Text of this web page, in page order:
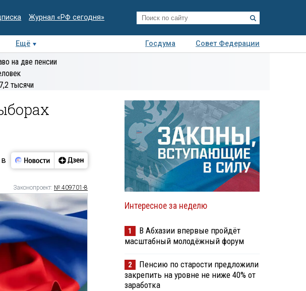
Журнал «РФ сегодня»
Ещё Госдума
Совет Федерации
Деловая
на две пенсии
тысячи
Законопроект: № 409701-8
Интересное за неделю
1
В Абхазии впервые пройдёт
масштабный молодёжный форум
2
Пенсию по старости предложили
закрепить на уровне не ниже 40% от
заработка